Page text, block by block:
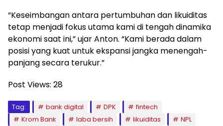
“Keseimbangan antara pertumbuhan dan likuiditas
tetap menjadi fokus utama kami di tengah dinamika
ekonomi saat ini,” ujar Anton. “Kami berada dalam
posisi yang kuat untuk ekspansi jangka menengah-
panjang secara terukur.”
Post Views: 28
Tag: bank digital DPK
fintech
Krom Bank
laba bersih likuiditas
NPL